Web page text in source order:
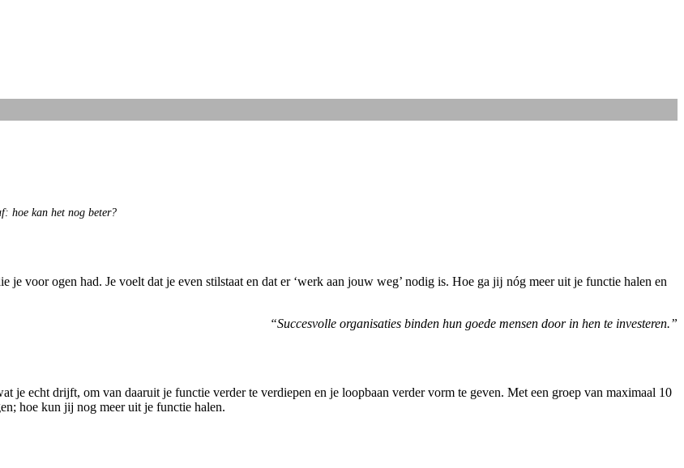
hoe kan het nog beter?
voor ogen had. Je voelt dat je even stilstaat en dat er ‘werk aan jouw weg’ nodig is. Hoe ga jĳ nóg meer uit je functie halen en
“Succesvolle organisaties binden hun goede mensen door in hen te investeren.”
je echt drijft, om van daaruit je functie verder te verdiepen en je loopbaan verder vorm te geven. Met een groep van maximaal 10
hoe kun jij nog meer uit je functie halen.